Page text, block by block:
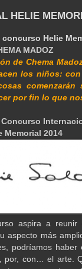
HELIE
Helie
MADOZ
de Chema
los niños:
por fin lo que
Concurso
Memorial 2014
aspira a reunir
aspecto más
podríamos haber
por, con… el arte.